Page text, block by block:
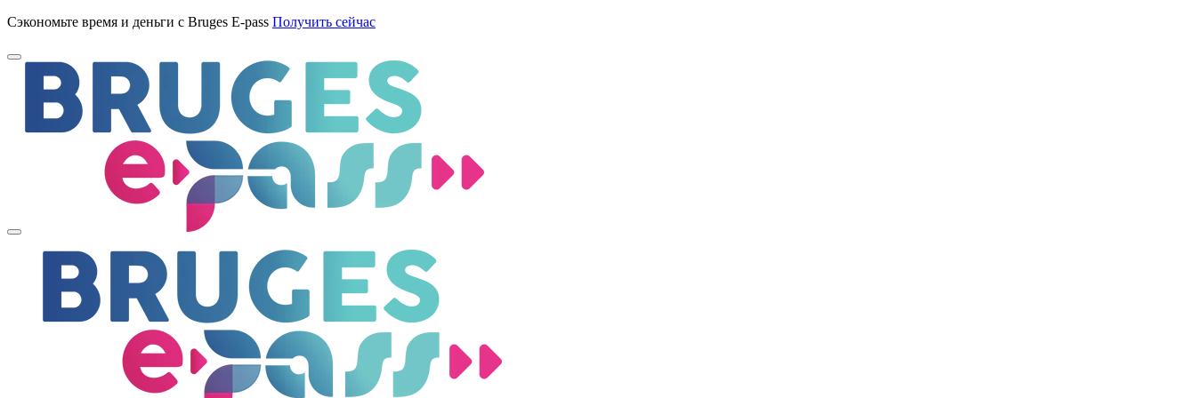
Сэкономьте время и деньги с Bruges E-pass Получить сейчас